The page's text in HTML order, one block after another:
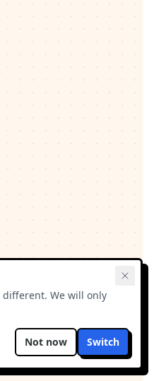
different. We will only
Not now Switch